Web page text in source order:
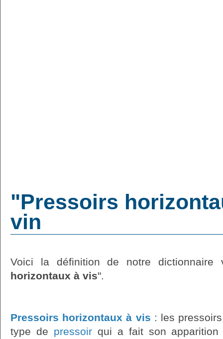
"Pressoirs
vin
Voici la définition de notre dictionnaire
horizontaux à vis".
Pressoirs horizontaux à vis : les
type de pressoirqui a fait son apparition